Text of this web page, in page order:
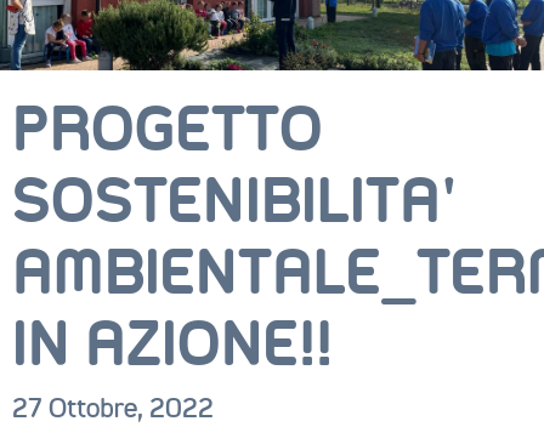
PROGETTO
SOSTENIBILITA’
IN AZIONE!!
27 Ottobre, 2022